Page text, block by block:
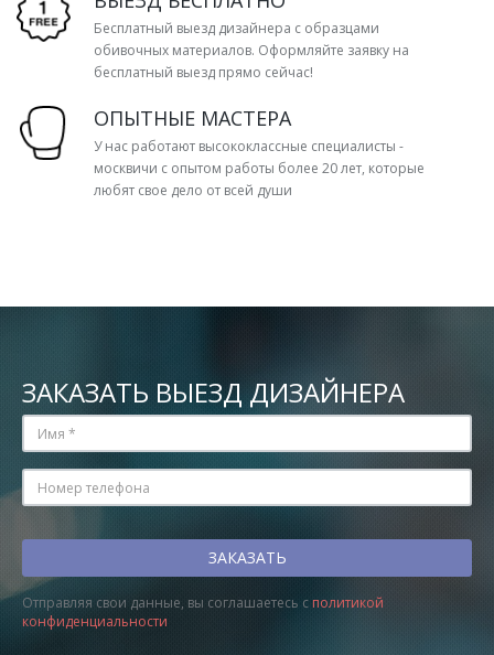
Бесплатный выезд дизайнера с образцами
обивочных материалов. Оформляйте заявку на
бесплатный выезд прямо сейчас!
ОПЫТНЫЕ МАСТЕРА
У нас работают высококлассные специалисты -
москвичи с опытом работы более 20 лет, которые
любят свое дело от всей души
ЗАКАЗАТЬ ВЫЕЗД ДИЗАЙНЕРА
Отправляя свои данные, вы соглашаетесь с политикой
конфиденциальности